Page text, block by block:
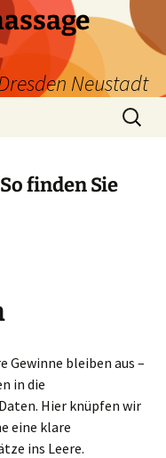
Neustadt
Suchen
nach:
finden Sie
Gewinne bleiben aus –
in die
Hier knüpfen wir
eine klare
ins Leere.